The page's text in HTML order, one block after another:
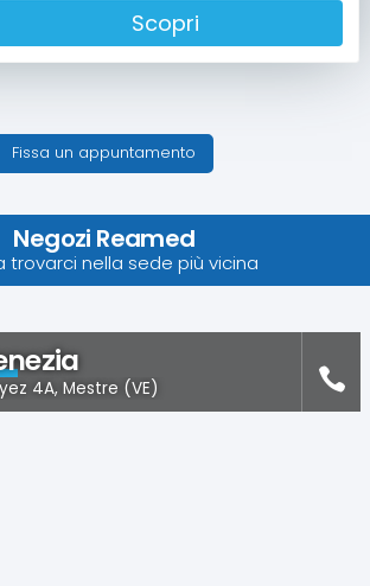
Scopri
Fissa un appuntamento
Negozi Reamed
trovarci nella sede più vicina
4A, Mestre (VE)